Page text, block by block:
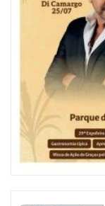
06/08/2026 | 10:04
Ação oferece testes
sexta-feira (7)
GERAL